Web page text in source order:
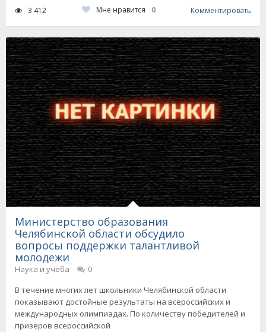
3 412 Мне нравится 0 Комментировать
Министерство образования
Челябинской области обсудило
вопросы поддержки талантливой
молодежи
Наука и учеба
0
В течение многих лет школьники Челябинской области
показывают достойные результаты на всероссийских и
международных олимпиадах. По количеству победителей и
призеров всероссийской